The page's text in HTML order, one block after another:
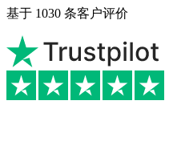
基于 1030 条客户评价